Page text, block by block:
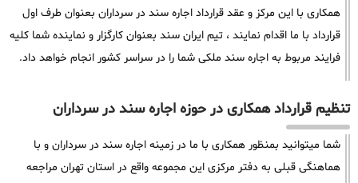
همکاری با این مرکز و عقد قرارداد اجاره سند در سرداران بعنوان طرف اول
قرارداد با ما اقدام نمایند ، تیم ایران سند بعنوان کارگزار و نماینده شما کلیه
فرایند مربوط به اجاره سند ملکی شما را در سراسر کشور انجام خواهد داد.
تنظیم قرارداد همکاری در حوزه اجاره سند در سرداران
شما میتوانید بمنظور همکاری با ما در زمینه اجاره سند در سرداران و با
هماهنگی قبلی به دفتر مرکزی این مجموعه واقع در استان تهران مراجعه